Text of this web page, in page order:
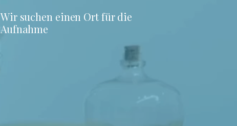
Wir suchen einen Ort für die
Aufnahme